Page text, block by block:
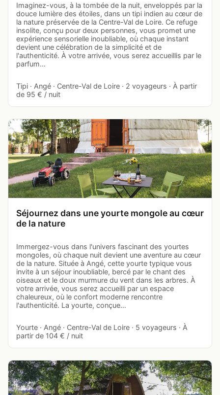
Imaginez-vous, à la tombée de la nuit, enveloppés par la
douce lumière des étoiles, dans un tipi indien au cœur de
la nature préservée de la Centre-Val de Loire. Ce refuge
insolite, conçu pour deux personnes, vous promet une
expérience sensorielle inoubliable, où chaque instant
devient une célébration de la simplicité et de
l'authenticité. À votre arrivée, vous serez accueillis par le
parfum…
Tipi · Angé · Centre-Val de Loire · 2 voyageurs · À partir
de 95 € / nuit
Séjournez dans une yourte mongole au cœur
de la nature
Immergez-vous dans l'univers fascinant des yourtes
mongoles, où chaque nuit devient une aventure au cœur
de la nature. Située à Angé, cette yourte typique vous
invite à un séjour inoubliable, bercé par le chant des
oiseaux et le doux murmure du vent dans les arbres. À
votre arrivée, vous serez accueilli par un espace
chaleureux, où le confort moderne rencontre
l'authenticité. La yourte, conçue…
Yourte · Angé · Centre-Val de Loire · 5 voyageurs · À
partir de 104 € / nuit